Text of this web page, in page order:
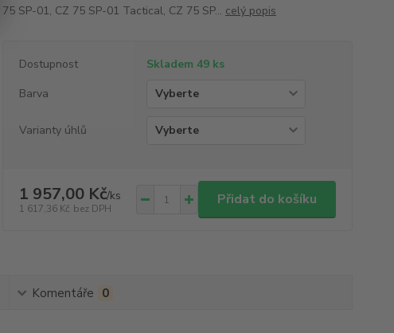
75 SP-01, CZ 75 SP-01 Tactical, CZ 75 SP... celý popis
Dostupnost
Skladem 49 ks
Barva
Varianty úhlů
1 957,00 Kč/ks
1 617,36 Kč bez DPH
Přidat do košíku
Komentáře 0